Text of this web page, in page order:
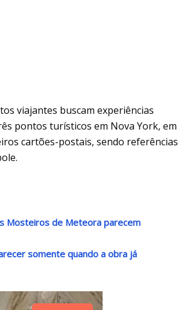
viajantes buscam experiências
pontos turísticos em Nova York, em
cartões-postais, sendo referências
Mosteiros de Meteora parecem
somente quando a obra já